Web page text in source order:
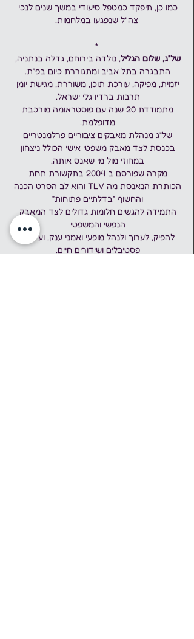
כמו כן, תיפקד כמטפל סיעודי במשך שנים לנכי
צה"ל שנפגעו במלחמות.
*
של״ג, שלום הגליל, נולדה בירוחם, גדלה בנתניה,
התבגרה בתל אביב ומתגוררת כיום בפ״ת.
יזמית, מפיקה, עורכת תוכן, משוררת, מגישת יומן
תרבות ברדיו גלי ישראל.
מתמודדת 20 שנה עם פוסטראומה מורכבת
מדופלמת.
של״ג מנהלת מאבקים ציבוריים פרלמנטריים
בכנסת לצד מאבק משפטי אישי הכולל ניצחון
במחוזי מול מי שאנס אותה.
מקרה שפורסם ב 2004 בתקשורת תחת
הכותרת הנאנסת מה TLV והוא לב הסרט הכנה
והחשוף ״בדלתיים פתוחות״
התמידה להגשים חלומות גדולים לצד המאבק
הנפשי והמשפטי
להפיק, לערוך ולנהל מופעי ואמני ענק, ועידות,
פסטיבלים ושידורים חיים.